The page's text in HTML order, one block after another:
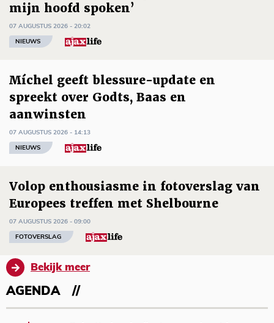
mijn hoofd spoken’
07 AUGUSTUS 2026 - 20:02
NIEUWS
Míchel geeft blessure-update en
spreekt over Godts, Baas en
aanwinsten
07 AUGUSTUS 2026 - 14:13
NIEUWS
Volop enthousiasme in fotoverslag van
Europees treffen met Shelbourne
07 AUGUSTUS 2026 - 09:00
FOTOVERSLAG
Bekijk meer
AGENDA